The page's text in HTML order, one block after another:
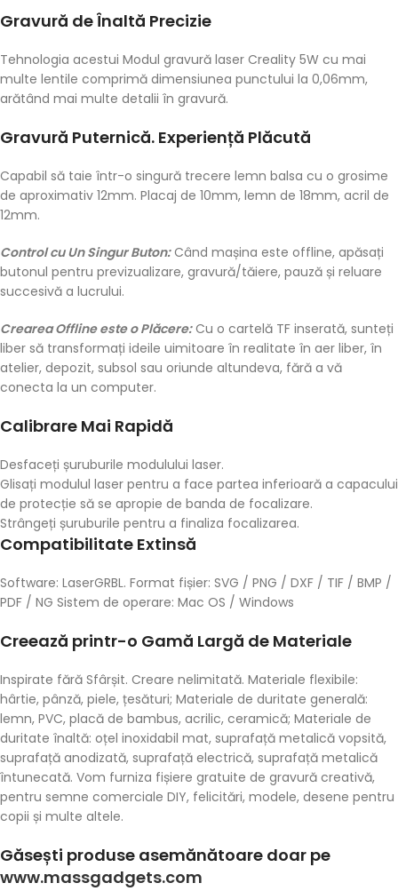
Gravură de Înaltă Precizie
Tehnologia acestui Modul gravură laser Creality 5W cu mai
multe lentile comprimă dimensiunea punctului la 0,06mm,
arătând mai multe detalii în gravură.
Gravură Puternică. Experiență Plăcută
Capabil să taie într-o singură trecere lemn balsa cu o grosime
de aproximativ 12mm. Placaj de 10mm, lemn de 18mm, acril de
12mm.
Control cu Un Singur Buton:Când mașina este offline, apăsați
butonul pentru previzualizare, gravură/tăiere, pauză și reluare
succesivă a lucrului.
Crearea Offline este o Plăcere:Cu o cartelă TF inserată, sunteți
liber să transformați ideile uimitoare în realitate în aer liber, în
atelier, depozit, subsol sau oriunde altundeva, fără a vă
conecta la un computer.
Calibrare Mai Rapidă
Desfaceți șuruburile modulului laser.
Glisați modulul laser pentru a face partea inferioară a capacului
de protecție să se apropie de banda de focalizare.
Strângeți șuruburile pentru a finaliza focalizarea.
Compatibilitate Extinsă
Software: LaserGRBL. Format fișier: SVG / PNG / DXF / TIF / BMP /
PDF / NG Sistem de operare: Mac OS / Windows
Creează printr-o Gamă Largă de Materiale
Inspirate fără Sfârșit. Creare nelimitată. Materiale flexibile:
hârtie, pânză, piele, țesături; Materiale de duritate generală:
lemn, PVC, placă de bambus, acrilic, ceramică; Materiale de
duritate înaltă: oțel inoxidabil mat, suprafață metalică vopsită,
suprafață anodizată, suprafață electrică, suprafață metalică
întunecată. Vom furniza fișiere gratuite de gravură creativă,
pentru semne comerciale DIY, felicitări, modele, desene pentru
copii și multe altele.
Găsești produse asemănătoare doar pe
www.massgadgets.com